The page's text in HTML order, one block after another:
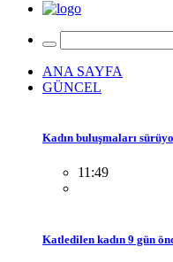
ANA SAYFA
GÜNCEL
Kadın buluşmaları
11:49
Katledilen kadın 9 gün